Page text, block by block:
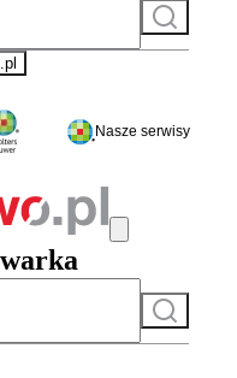
Szukaj
i logowanie do serwisu
Nasze serwisy
Szukaj